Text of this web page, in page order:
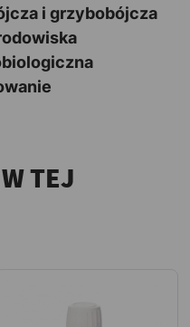
i grzybobójcza
TEJ